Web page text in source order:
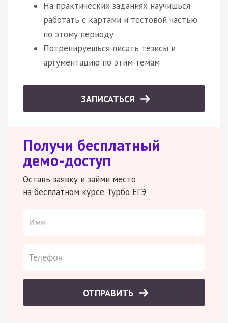
На практических заданиях научишься
работать с картами и тестовой частью
по этому периоду
Потренируешься писать тезисы и
аргументацию по этим темам
ЗАПИСАТЬСЯ
Получи бесплатный
демо-доступ
Оставь заявку и займи место
на бесплатном курсе Турбо ЕГЭ
ОТПРАВИТЬ